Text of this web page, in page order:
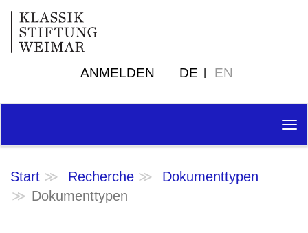
ANMELDEN DE EN
Start Recherche
Dokumenttypen
Dokumenttypen